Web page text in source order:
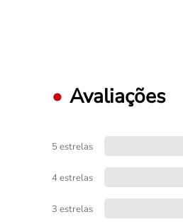
Avaliações
5 estrelas
4 estrelas
3 estrelas